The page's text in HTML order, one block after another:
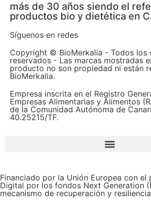
más de 30 años siendo el
productos bio y dietética en
Síguenos en redes
Copyright © BioMerkalia - Todos los
reservados - Las marcas mostradas
producto no son propiedad ni están
BioMerkalia.
Empresa inscrita en el Registro
Empresas Alimentarias y Alimentos
de la Comunidad Autónoma de
40.25215/TF.
Financiado por la Unión Europea con el
Digital por los fondos Next Generation
mecanismo de recuperación y